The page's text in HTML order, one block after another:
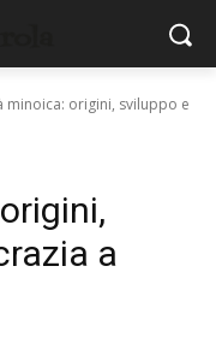
minoica: origini, sviluppo e
a